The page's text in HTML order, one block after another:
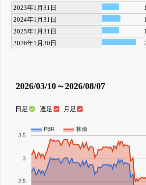
無料でβ版をはじめる
登録すると永久30%OFFと米株版の先
2023年1月31日
2024年1月31日
2025年1月31日
2026年1月30日
2026/03/10～2026/08/07
日足 週足 月足
PBR 株価
2.5
3
3.5